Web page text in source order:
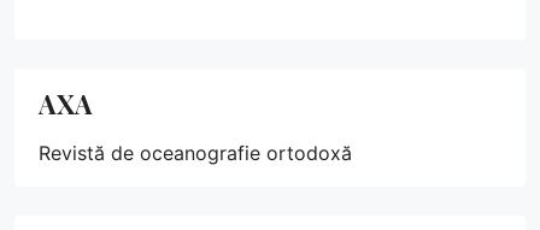
AXA
Revistă de oceanografie ortodoxă